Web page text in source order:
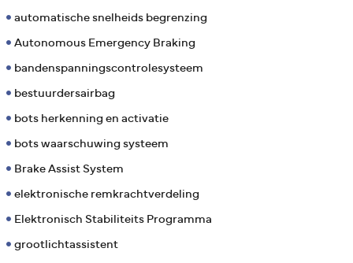
automatische snelheids begrenzing
Autonomous Emergency Braking
bandenspanningscontrolesysteem
bestuurdersairbag
bots herkenning en activatie
bots waarschuwing systeem
Brake Assist System
elektronische remkrachtverdeling
Elektronisch Stabiliteits Programma
grootlichtassistent